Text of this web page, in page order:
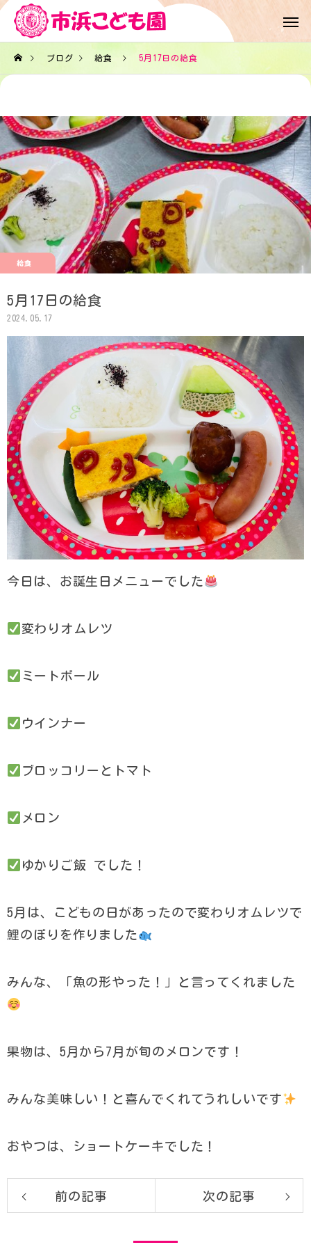
ブログ 給食 5月17日の給食
給食
5月17日の給食
2024.05.17
今日は、お誕生日メニューでした
変わりオムレツ
ミートボール
ウインナー
ブロッコリーとトマト
メロン
ゆかりご飯 でした！
5月は、こどもの日があったので変わりオムレツで
鯉のぼりを作りました
みんな、「魚の形やった！」と言ってくれました
果物は、5月から7月が旬のメロンです！
みんな美味しい！と喜んでくれてうれしいです
おやつは、ショートケーキでした！
前の記事 次の記事